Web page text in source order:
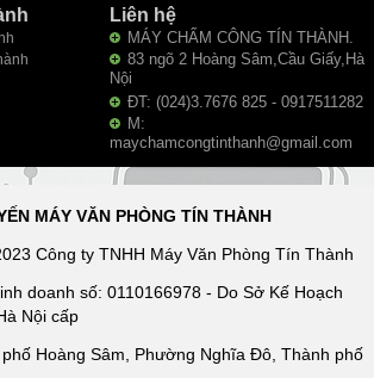
Liên hệ
MÁY CHẤM CÔNG TÍN THÀNH.
83 ngõ 2 Hoàng Sâm,Cầu Giấy,Hà
Nội
ĐT: (024)3.7676 825 - 0917511282
M:
maychamcongtinthanh@gmail.com
MÁY VĂN PHÒNG TÍN THÀNH
Công ty TNHH Máy Văn Phòng Tín Thành
doanh số: 0110166978 - Do Sở Kế Hoạch
Nội cấp
Hoàng Sâm, Phường Nghĩa Đô, Thành phố